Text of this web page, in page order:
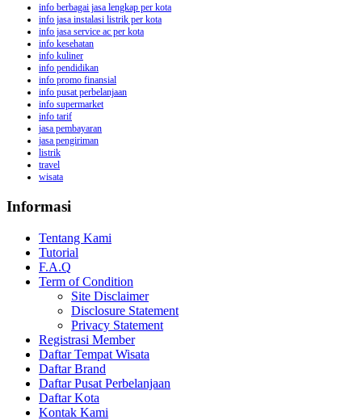
info berbagai jasa lengkap per kota
info jasa instalasi listrik per kota
info jasa service ac per kota
info kesehatan
info kuliner
info pendidikan
info promo finansial
info pusat perbelanjaan
info supermarket
info tarif
jasa pembayaran
jasa pengiriman
listrik
travel
wisata
Informasi
Tentang Kami
Tutorial
F.A.Q
Term of Condition
Site Disclaimer
Disclosure Statement
Privacy Statement
Registrasi Member
Daftar Tempat Wisata
Daftar Brand
Daftar Pusat Perbelanjaan
Daftar Kota
Kontak Kami